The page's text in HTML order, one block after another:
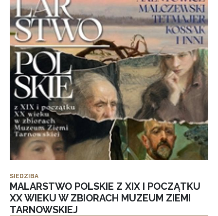
SIEDZIBA
MALARSTWO POLSKIE Z XIX I POCZĄTKU
XX WIEKU W ZBIORACH MUZEUM ZIEMI
TARNOWSKIEJ